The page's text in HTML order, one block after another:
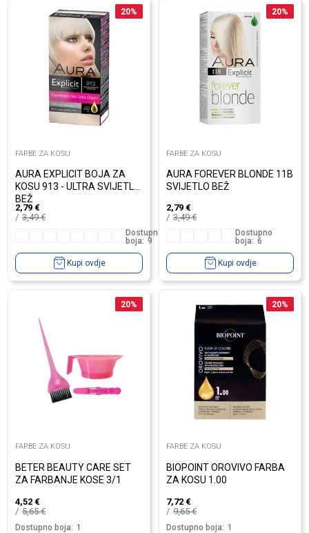
20%
FARBE ZA KOSU
AURA EXPLICIT BOJA ZA
KOSU 913 - ULTRA SVIJETLO
BEŽ
2,79 €
3,49€
Dostupno
boja: 9
Kupi ovdje
20%
FARBE ZA KOSU
AURA FOREVER BLONDE 11B
SVIJETLO BEŽ
2,79 €
3,49€
Dostupno
boja: 6
Kupi ovdje
20%
FARBE ZA KOSU
BETER BEAUTY CARE SET
ZA FARBANJE KOSE 3/1
4,52 €
5,65€
Dostupno boja: 1
20%
FARBE ZA KOSU
BIOPOINT OROVIVO FARBA
ZA KOSU 1.00
7,72 €
9,65€
Dostupno boja: 1